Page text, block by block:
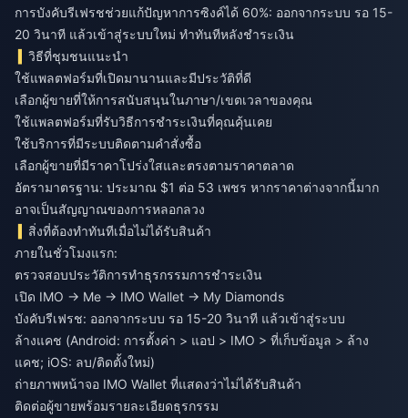
การบังคับรีเฟรชช่วยแก้ปัญหาการซิงค์ได้ 60%: ออกจากระบบ รอ 15-
20 วินาที แล้วเข้าสู่ระบบใหม่ ทำทันทีหลังชำระเงิน
วิธีที่ชุมชนแนะนำ
ใช้แพลตฟอร์มที่เปิดมานานและมีประวัติที่ดี
เลือกผู้ขายที่ให้การสนับสนุนในภาษา/เขตเวลาของคุณ
ใช้แพลตฟอร์มที่รับวิธีการชำระเงินที่คุณคุ้นเคย
ใช้บริการที่มีระบบติดตามคำสั่งซื้อ
เลือกผู้ขายที่มีราคาโปร่งใสและตรงตามราคาตลาด
อัตรามาตรฐาน: ประมาณ $1 ต่อ 53 เพชร หากราคาต่างจากนี้มาก
อาจเป็นสัญญาณของการหลอกลวง
สิ่งที่ต้องทำทันทีเมื่อไม่ได้รับสินค้า
ภายในชั่วโมงแรก:
ตรวจสอบประวัติการทำธุรกรรมการชำระเงิน
เปิด IMO → Me → IMO Wallet → My Diamonds
บังคับรีเฟรช: ออกจากระบบ รอ 15-20 วินาที แล้วเข้าสู่ระบบ
ล้างแคช (Android: การตั้งค่า > แอป > IMO > ที่เก็บข้อมูล > ล้าง
แคช; iOS: ลบ/ติดตั้งใหม่)
ถ่ายภาพหน้าจอ IMO Wallet ที่แสดงว่าไม่ได้รับสินค้า
ติดต่อผู้ขายพร้อมรายละเอียดธุรกรรม